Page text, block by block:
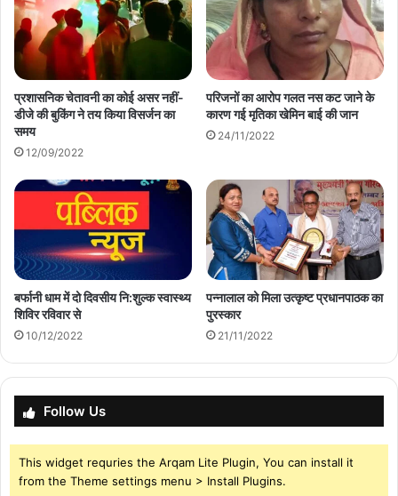
प्रशासनिक चेतावनी का कोई असर नहीं-
डीजे की बुकिंग ने तय किया विसर्जन का
समय
12/09/2022
परिजनों का आरोप गलत नस कट जाने के
कारण गई मृतिका खेमिन बाई की जान
24/11/2022
बर्फानी धाम में दो दिवसीय नि:शुल्क स्वास्थ्य
शिविर रविवार से
10/12/2022
पन्नालाल को मिला उत्कृष्ट प्रधानपाठक का
पुरस्कार
21/11/2022
Follow Us
This widget requries the Arqam Lite Plugin, You can install it
from the Theme settings menu > Install Plugins.